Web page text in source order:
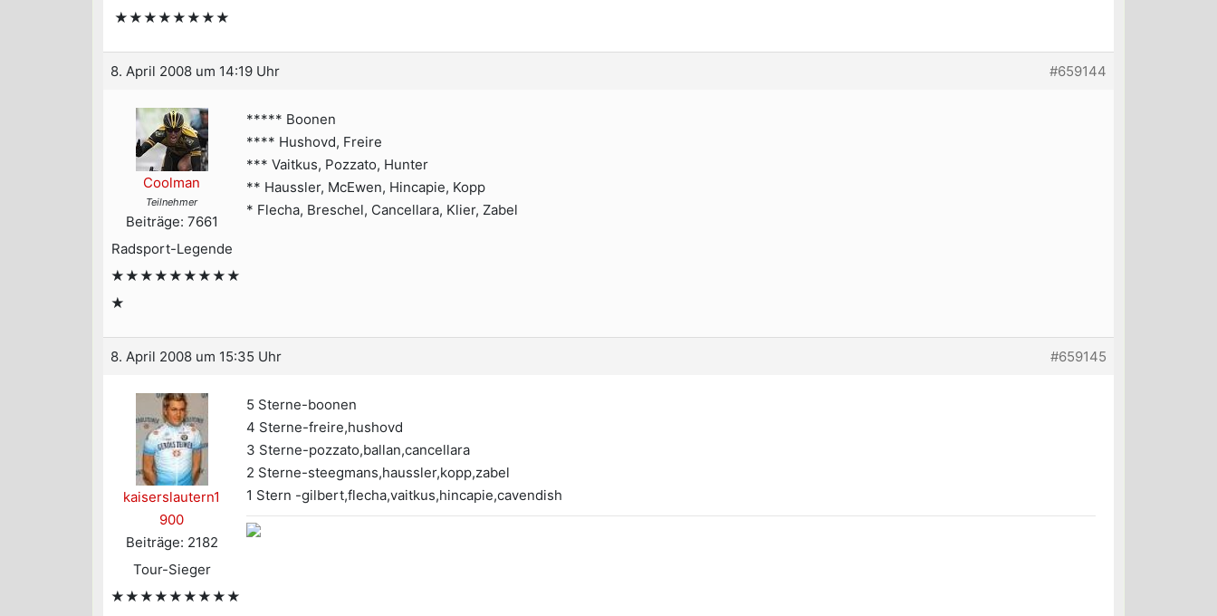
★★★★★★★★
8. April 2008 um 14:19 Uhr #659144
Coolman
Teilnehmer
Beiträge: 7661
Radsport-Legende
★★★★★★★★★
★
***** Boonen
**** Hushovd, Freire
*** Vaitkus, Pozzato, Hunter
** Haussler, McEwen, Hincapie, Kopp
* Flecha, Breschel, Cancellara, Klier, Zabel
8. April 2008 um 15:35 Uhr #659145
kaiserslautern1
900
Beiträge: 2182
Tour-Sieger
★★★★★★★★★
5 Sterne-boonen
4 Sterne-freire,hushovd
3 Sterne-pozzato,ballan,cancellara
2 Sterne-steegmans,haussler,kopp,zabel
1 Stern -gilbert,flecha,vaitkus,hincapie,cavendish